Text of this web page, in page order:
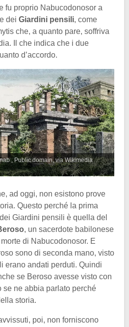
fu proprio Nabucodonosor a
dei Giardini pensili, come
che, a quanto pare, soffriva
Il che indica che i due
d’accordo.
, Public domain, via Wikimedia
ad oggi, non esistono prove
Questo perché la prima
Giardini pensili è quella del
, un sacerdote babilonese
di Nabucodonosor. E
sono di seconda mano, visto
erano andati perduti. Quindi
se Beroso avesse visto con
se ne abbia parlato perché
storia.
poi, non forniscono